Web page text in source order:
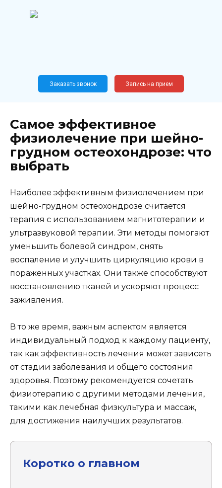
Новослободская, 62, к12
Заказать звонок Запись на прием
Самое эффективное
физиолечение при шейно-
грудном остеохондрозе: что
выбрать
Наиболее эффективным физиолечением при
шейно-грудном остеохондрозе считается
терапия с использованием магнитотерапии и
ультразвуковой терапии. Эти методы помогают
уменьшить болевой синдром, снять
воспаление и улучшить циркуляцию крови в
пораженных участках. Они также способствуют
восстановлению тканей и ускоряют процесс
заживления.
В то же время, важным аспектом является
индивидуальный подход к каждому пациенту,
так как эффективность лечения может зависеть
от стадии заболевания и общего состояния
здоровья. Поэтому рекомендуется сочетать
физиотерапию с другими методами лечения,
такими как лечебная физкультура и массаж,
для достижения наилучших результатов.
Коротко о главном